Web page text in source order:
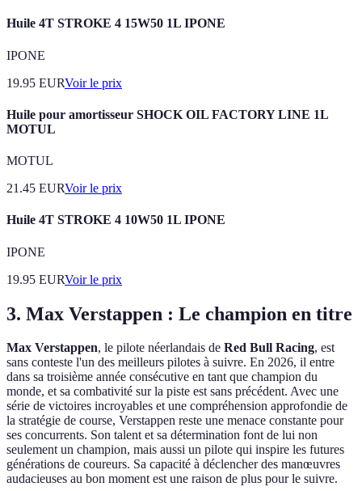
Huile 4T STROKE 4 15W50 1L IPONE
IPONE
19.95 EURVoir le prix
Huile pour amortisseur SHOCK OIL FACTORY LINE 1L
MOTUL
MOTUL
21.45 EURVoir le prix
Huile 4T STROKE 4 10W50 1L IPONE
IPONE
19.95 EURVoir le prix
3. Max Verstappen : Le champion en titre
Max Verstappen, le pilote néerlandais de Red Bull Racing, est
sans conteste l'un des meilleurs pilotes à suivre. En 2026, il entre
dans sa troisième année consécutive en tant que champion du
monde, et sa combativité sur la piste est sans précédent. Avec une
série de victoires incroyables et une compréhension approfondie de
la stratégie de course, Verstappen reste une menace constante pour
ses concurrents. Son talent et sa détermination font de lui non
seulement un champion, mais aussi un pilote qui inspire les futures
générations de coureurs. Sa capacité à déclencher des manœuvres
audacieuses au bon moment est une raison de plus pour le suivre.